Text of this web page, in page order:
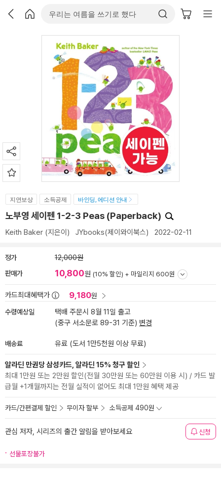
지연보상 소득공제 바인딩, 에디션 안내
노부영 세이펜 1-2-3 Peas (Paperback)
Keith Baker (지은이) JYbooks(제이와이북스) 2022-02-11
정가 12,000원
판매가 10,800원 (10% 할인) + 마일리지 600원
카드최대혜택가 9,180원
수령예상일
택배 주문시 8월 11일 출고
(중구 서소문로 89-31 기준) 변경
배송료 유료 (도서 1만5천원 이상 무료)
알라딘 만권당 삼성카드, 알라딘 15% 청구 할인
최대 1만원 또는 2만원 할인(전월 30만원 또는 60만원 이용 시) / 카드 발
급월 +1개월까지는 전월 실적이 없어도 최대 1만원 혜택 제공
카드/간편결제 할인 무이자 할부 소득공제 490원
관심 저자, 시리즈의 출간 알림을 받아보세요 신청
선물포장불가